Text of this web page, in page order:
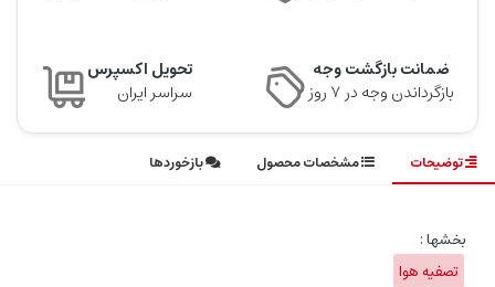
ضمانت بازگشت وجه
بازگرداندن وجه در ۷ روز
تحویل اکسپرس
سراسر ایران
توضیحات مشخصات محصول بازخوردها
بخشها :
تصفیه هوا